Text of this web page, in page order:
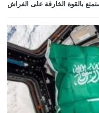
بالقوة الخارقة على الفراش